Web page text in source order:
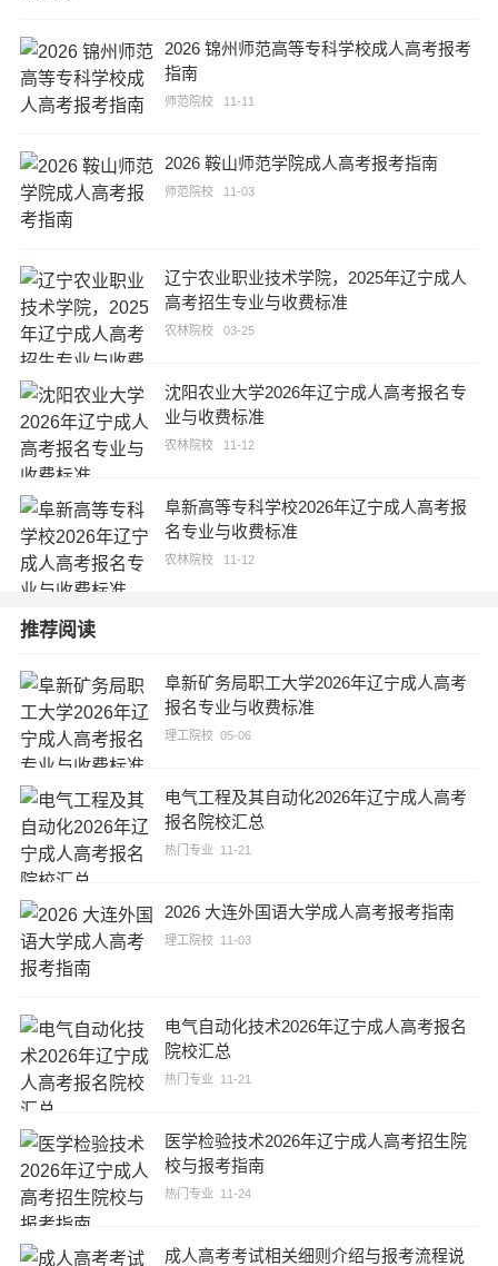
2026 锦州师范高等专科学校成人高考报考
指南
师范院校11-11
2026 鞍山师范学院成人高考报考指南
师范院校11-03
辽宁农业职业技术学院，2025年辽宁成人
高考招生专业与收费标准
农林院校03-25
沈阳农业大学2026年辽宁成人高考报名专
业与收费标准
农林院校11-12
阜新高等专科学校2026年辽宁成人高考报
名专业与收费标准
农林院校11-12
推荐阅读
阜新矿务局职工大学2026年辽宁成人高考
报名专业与收费标准
理工院校05-06
电气工程及其自动化2026年辽宁成人高考
报名院校汇总
热门专业 11-21
2026 大连外国语大学成人高考报考指南
理工院校11-03
电气自动化技术2026年辽宁成人高考报名
院校汇总
热门专业 11-21
医学检验技术2026年辽宁成人高考招生院
校与报考指南
热门专业 11-24
成人高考考试相关细则介绍与报考流程说